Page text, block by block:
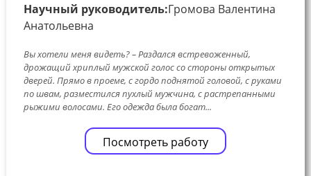
Научный руководитель:Громова Валентина
Анатольевна
Вы хотели меня видеть? – Раздался встревоженный,
дрожащий хриплый мужской голос со стороны открытых
дверей. Прямо в проеме, с гордо поднятой головой, с руками
по швам, разместился пухлый мужчина, с растрепанными
рыжими волосами. Его одежда была богат...
Посмотреть работу